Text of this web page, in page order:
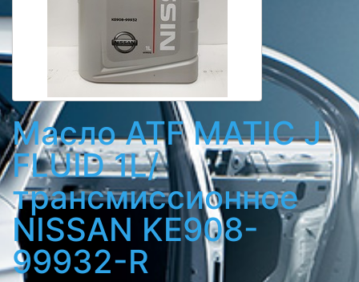
Масло ATF MATIC J
FLUID 1L/
трансмиссионное
NISSAN KE908-
99932-R